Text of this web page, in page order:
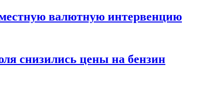
валютную интервенцию
снизились цены на бензин